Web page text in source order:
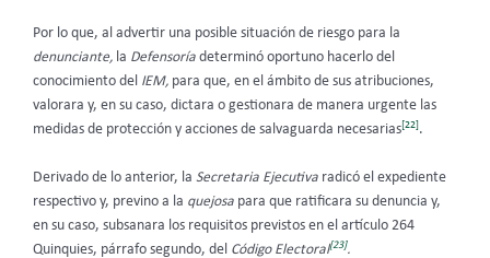
Por lo que, al advertir una posible situación de riesgo para la
denunciante, la Defensoría determinó oportuno hacerlo del
conocimiento del IEM, para que, en el ámbito de sus atribuciones,
valorara y, en su caso, dictara o gestionara de manera urgente las
medidas de protección y acciones de salvaguarda necesarias[22].
Derivado de lo anterior, la Secretaria Ejecutiva radicó el expediente
respectivo y, previno a la quejosa para que ratificara su denuncia y,
en su caso, subsanara los requisitos previstos en el artículo 264
Quinquies, párrafo segundo, del Código Electoral[23].